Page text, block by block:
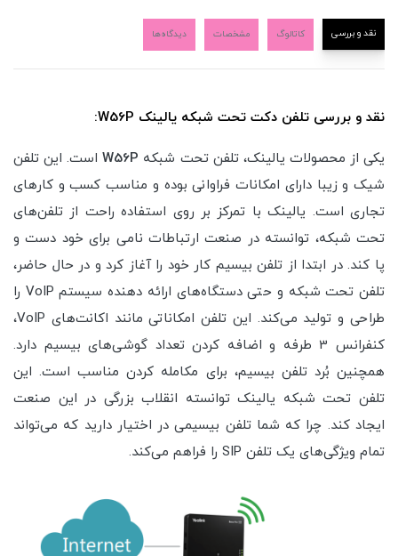
نقد و بررسی کاتالوگ مشخصات دیدگاه‌ها
نقد و بررسی تلفن دکت تحت شبکه یالینک W56P:
یکی از محصولات یالینک، تلفن تحت شبکه W56P است. این تلفن
شیک و زیبا دارای امکانات فراوانی بوده و مناسب کسب و کارهای
تجاری است. یالینک با تمرکز بر روی استفاده راحت از تلفن‌های
تحت شبکه، توانسته در صنعت ارتباطات نامی برای خود دست و
پا کند. در ابتدا از تلفن‌ بیسیم کار خود را آغاز کرد و در حال حاضر،
تلفن تحت شبکه و حتی دستگاه‌های ارائه دهنده سیستم VoIP را
طراحی و تولید می‌کند. این تلفن امکاناتی مانند اکانت‌های VoIP،
کنفرانس 3 طرفه و اضافه کردن تعداد گوشی‌های بیسیم دارد.
همچنین بُرد تلفن بیسیم، برای مکامله کردن مناسب است. این
تلفن تحت شبکه یالینک توانسته انقلاب بزرگی در این صنعت
ایجاد کند. چرا که شما تلفن بیسیمی در اختیار دارید که می‌تواند
تمام ویژگی‌های یک تلفن SIP را فراهم می‌کند.